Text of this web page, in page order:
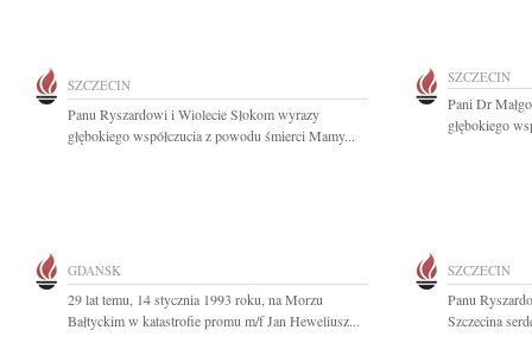
SZCZECIN
Panu Ryszardowi i Wiolecie Słokom wyrazy
głębokiego współczucia z powodu śmierci Mamy...
SZCZECIN
Pani Dr
głębokiego
GDAŃSK
29 lat temu, 14 stycznia 1993 roku, na Morzu
Bałtyckim w katastrofie promu m/f Jan Heweliusz...
SZCZECIN
Panu
Szczecina